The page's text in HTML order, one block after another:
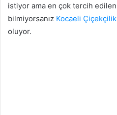
istiyor ama en çok tercih edilen
bilmiyorsanız Kocaeli Çiçekçilik
oluyor.